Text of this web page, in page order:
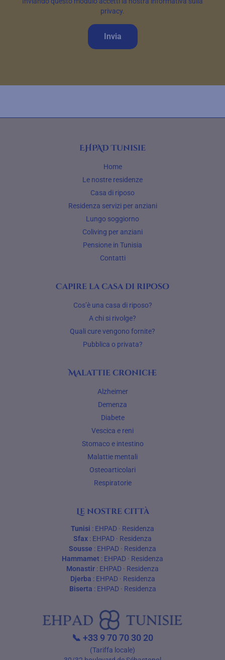
privacy.
Invia
EHPAD Tunisie
Home
Le nostre residenze
Casa di riposo
Residenza servizi per anziani
Lungo soggiorno
Coliving per anziani
Pensione in Tunisia
Contatti
Capire la casa di riposo
Cos’è una casa di riposo?
A chi si rivolge?
Quali cure vengono fornite?
Pubblica o privata?
Malattie croniche
Alzheimer
Demenza
Diabete
Vescica e reni
Stomaco e intestino
Malattie mentali
Osteoarticolari
Respiratorie
Le nostre città
Tunisi : EHPAD · Residenza
Sfax : EHPAD · Residenza
Sousse : EHPAD · Residenza
Hammamet : EHPAD · Residenza
Monastir : EHPAD · Residenza
Djerba : EHPAD· Residenza
Biserta : EHPAD· Residenza
📞 +33 9 70 70 30 20
(Tariffa locale)